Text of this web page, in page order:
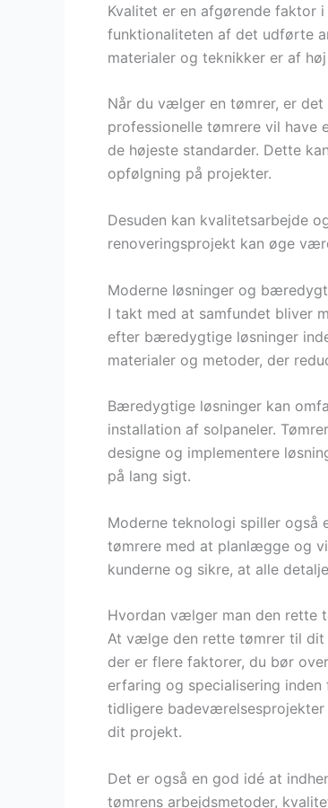
Kvalitet er en afgørende faktor
funktionaliteten af det udførte
materialer og teknikker er af
Når du vælger en tømrer, er
professionelle tømrere vil have
de højeste standarder. Dette
opfølgning på projekter.
Desuden kan kvalitetsarbejde
renoveringsprojekt kan øge
Moderne løsninger og
I takt med at samfundet bliver
efter bæredygtige løsninger
materialer og metoder, der
Bæredygtige løsninger kan
installation af solpaneler.
designe og implementere
på lang sigt.
Moderne teknologi spiller
tømrere med at planlægge og
kunderne og sikre, at alle
Hvordan vælger man den rette
At vælge den rette tømrer til dit
der er flere faktorer, du bør
erfaring og specialisering
tidligere
dit projekt.
Det er også en god idé at
tømrens arbejdsmetoder,